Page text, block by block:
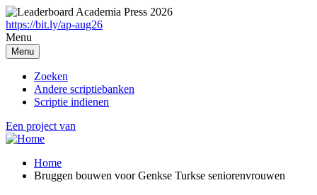
Overslaan
en
naar
de
inhoud
gaan
https://bit.ly/ap-aug26
Menu
Menu
Zoeken
Andere scriptiebanken
Scriptie indienen
Een project van
Breadcrumb
Home
Bruggen bouwen voor Genkse Turkse seniorenvrouwen